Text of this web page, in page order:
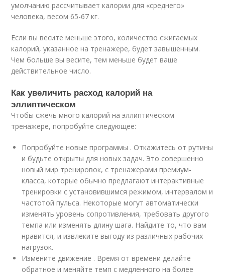
умолчанию рассчитывает калории для «среднего»
человека, весом 65-67 кг.
Если вы весите меньше этого, количество сжигаемых
калорий, указанное на тренажере, будет завышенным.
Чем больше вы весите, тем меньше будет ваше
действительное число.
Как увеличить расход калорий на
эллиптическом
Чтобы сжечь много калорий на эллиптическом
тренажере, попробуйте следующее:
Попробуйте новые программы . Откажитесь от рутины
и будьте открыты для новых задач. Это совершенно
новый мир тренировок, с тренажерами премиум-
класса, которые обычно предлагают интерактивные
тренировки с установившимся режимом, интервалом и
частотой пульса. Некоторые могут автоматически
изменять уровень сопротивления, требовать другого
темпа или изменять длину шага. Найдите то, что вам
нравится, и извлеките выгоду из различных рабочих
нагрузок.
Измените движение . Время от времени делайте
обратное и меняйте темп с медленного на более